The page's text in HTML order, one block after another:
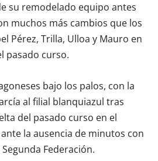
su remodelado equipo antes
muchos más cambios que los
Pérez, Trilla, Ulloa y Mauro en
pasado curso.
bajo los palos, con la
al filial blanquiazul tras
del pasado curso en el
la ausencia de minutos con
Federación.